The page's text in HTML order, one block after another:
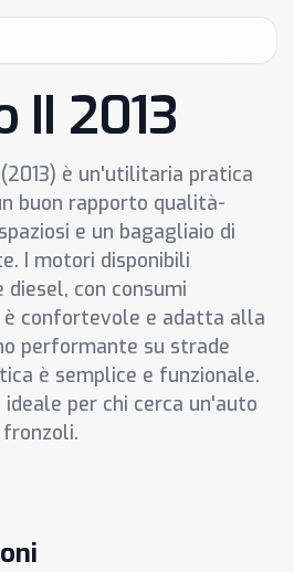
II 2013
(2013) è un'utilitaria pratica
buon rapporto qualità-
e un bagagliaio di
I motori disponibili
diesel, con consumi
è confortevole e adatta alla
performante su strade
è semplice e funzionale.
per chi cerca un'auto
fronzoli.